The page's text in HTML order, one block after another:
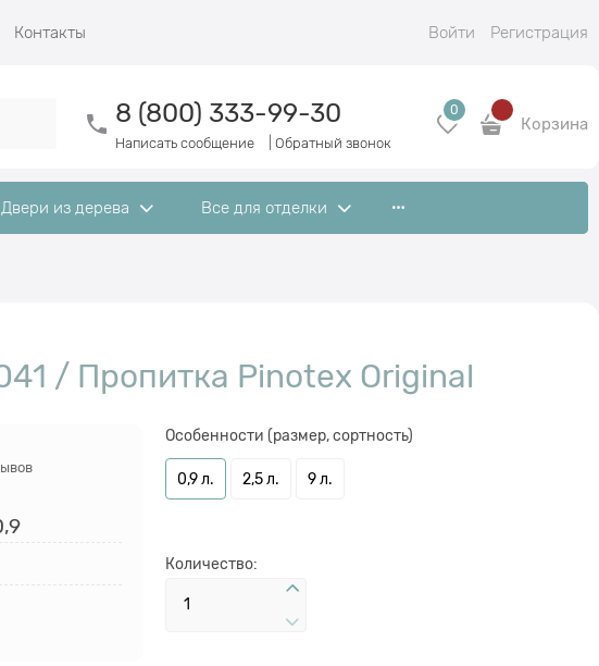
Контакты Войти Регистрация
8 (800) 333-99-30
Написать сообщение Обратный звонок
0
Корзина
Двери из дерева Все для отделки
/ Пропитка Pinotex Original
Особенности (размер, сортность)
0,9 л. 2,5 л. 9 л.
Количество: